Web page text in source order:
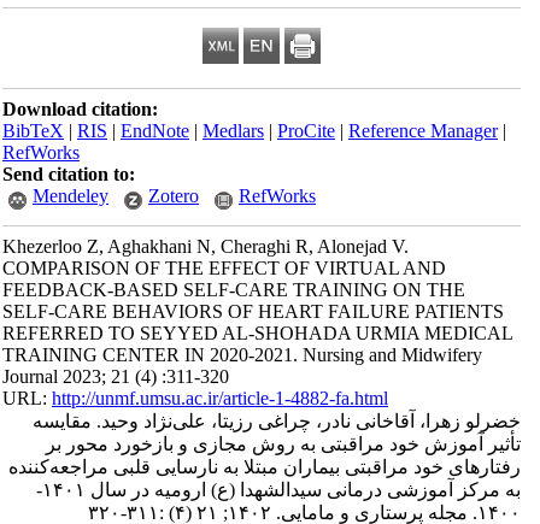
Download citation:
BibTeX|RIS|EndNote|Medlars|ProCite|Reference Manager
RefWorks
Send citation to:
Mendeley
Zotero RefWorks
Khezerloo Z, Aghakhani N, Cheraghi R, Alonejad V.
COMPARISON OF THE EFFECT OF VIRTUAL AND
FEEDBACK-BASED SELF-CARE TRAINING ON THE
SELF-CARE BEHAVIORS OF HEART FAILURE PATIENTS
REFERRED TO SEYYED AL-SHOHADA URMIA MEDICAL
TRAINING CENTER IN 2020-2021. Nursing and Midwifery
Journal 2023; 21 (4) :311-320
URL:http://unmf.umsu.ac.ir/article-1-4882-fa.html
خضرلو زهرا، آقاخانی نادر، چراغی رزیتا، علی‌نژاد وحید. مقایسه
تأثیر آموزش خود مراقبتی به روش مجازی و بازخورد محور بر
رفتارهای خود مراقبتی بیماران مبتلا به نارسایی قلبی مراجعه‌کننده
به مرکز آموزشی درمانی سیدالشهدا (ع) ارومیه در سال ۱۴۰۱-
۱۴۰۰. مجله پرستاری و مامایی. ۱۴۰۲; ۲۱ (۴) :۳۱۱-۳۲۰